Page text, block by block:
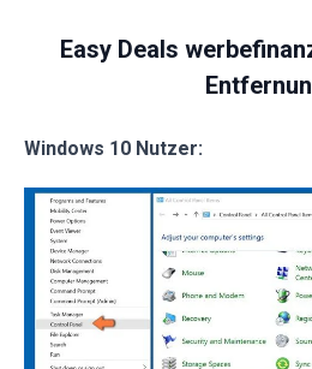
Easy Deals
Windows 10 Nutzer: